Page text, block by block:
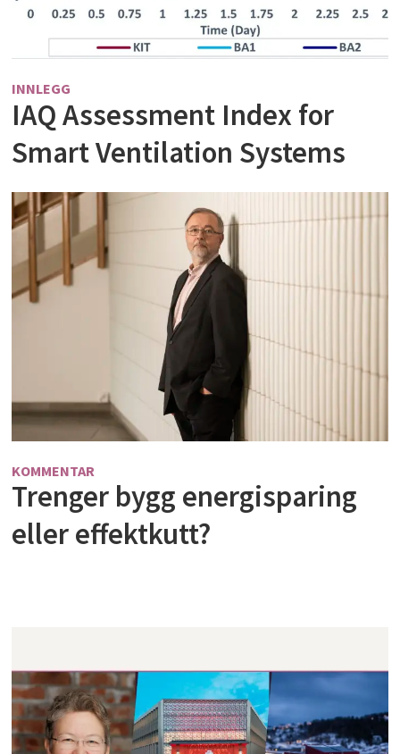
INNLEGG
IAQ Assessment Index for
Smart Ventilation Systems
KOMMENTAR
Trenger bygg energisparing
eller effektkutt?